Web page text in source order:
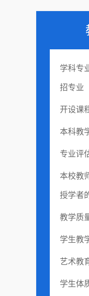
学科专
招专业
开设课
本科教
专业评
本校教
授学者
教学质
学生教
艺术教
学生体